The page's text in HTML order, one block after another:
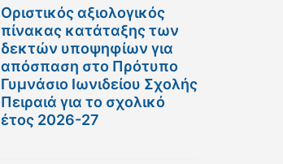
Οριστικός αξιολογικός
πίνακας κατάταξης των
δεκτών υποψηφίων για
απόσπαση στο Πρότυπο
Γυμνάσιο Ιωνιδείου Σχολής
Πειραιά για το σχολικό
έτος 2026-27